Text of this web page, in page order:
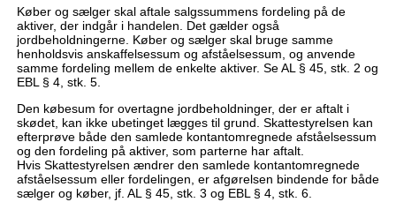
Køber og sælger skal aftale salgssummens fordeling på de
aktiver, der indgår i handelen. Det gælder også
jordbeholdningerne. Køber og sælger skal bruge samme
henholdsvis anskaffelsessum og afståelsessum, og anvende
samme fordeling mellem de enkelte aktiver. Se AL § 45, stk. 2 og
EBL § 4, stk. 5.
Den købesum for overtagne jordbeholdninger, der er aftalt i
skødet, kan ikke ubetinget lægges til grund. Skattestyrelsen kan
efterprøve både den samlede kontantomregnede afståelsessum
og den fordeling på aktiver, som parterne har aftalt.
Hvis Skattestyrelsen ændrer den samlede kontantomregnede
afståelsessum eller fordelingen, er afgørelsen bindende for både
sælger og køber, jf. AL § 45, stk. 3 og EBL § 4, stk. 6.